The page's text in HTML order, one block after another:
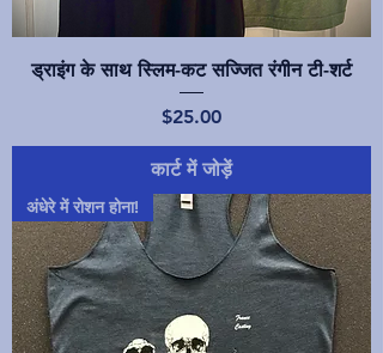
ड्राइंग के साथ स्लिम-कट सज्जित रंगीन टी-शर्ट
मूल्य
$25.00
कार्ट में जोड़ें
अंधेरे में रोशन होना!